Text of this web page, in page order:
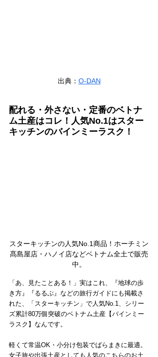
出典： O-DAN
配れる・外さない・定番のベトナ
ム土産はコレ！人気No.1はスター
キッチンのバインミーラスク！
スターキッチンの人気No.1商品！ホーチミン
髙島屋店・ハノイ店などベトナム全土で販売
中。
「あ、見たことある！」実はこれ、『地球の歩
き方』『るるぶ』などの旅行ガイドにも掲載さ
れた、「スターキッチン」で人気No.1、シリー
ズ累計80万個突破のベトナム土産【バインミー
ラスク】なんです。
軽くて常温OK・小分け包装でばらまきに最適。
女子旅や出張土産としても人気のこちらのお土